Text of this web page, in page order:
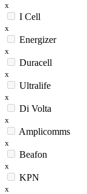
x
I Cell
x
Energizer
x
Duracell
x
Ultralife
x
Di Volta
x
Amplicomms
x
Beafon
x
KPN
x